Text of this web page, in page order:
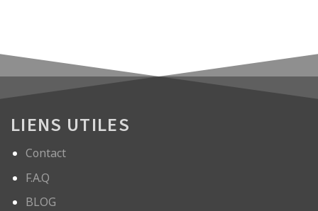
LIENS UTILES
Contact
F.A.Q
BLOG